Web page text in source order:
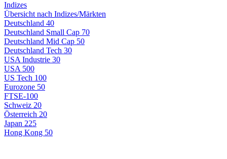
Indizes
Übersicht nach Indizes/Märkten
Deutschland 40
Deutschland Small Cap 70
Deutschland Mid Cap 50
Deutschland Tech 30
USA Industrie 30
USA 500
US Tech 100
Eurozone 50
FTSE-100
Schweiz 20
Österreich 20
Japan 225
Hong Kong 50